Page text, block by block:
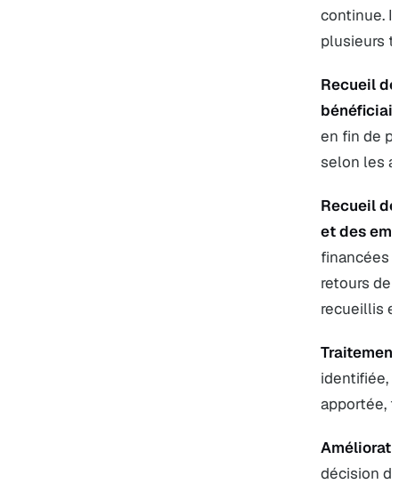
continue.
plusieurs
Recueil
en fin de
selon les
Recueil
et des
financées
retours de
recueillis
identifiée,
apportée,
décision